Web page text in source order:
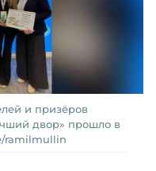
и призёров
двор» прошло в
ramilmullin